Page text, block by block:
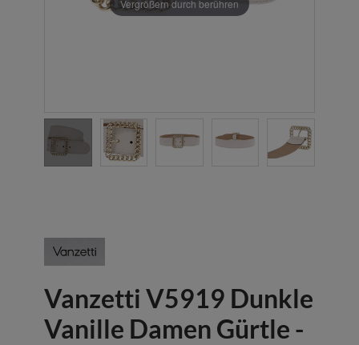
Vergrößern durch berühren
Vanzetti V5919 Dunkle
Vanille Damen Gürtle -